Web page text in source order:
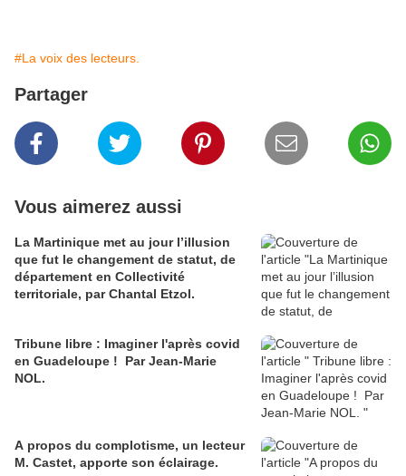
#La voix des lecteurs.
Partager
Vous aimerez aussi
La Martinique met au jour l’illusion
que fut le changement de statut, de
département en Collectivité
territoriale, par Chantal Etzol.
Tribune libre : Imaginer l'après covid
en Guadeloupe ! Par Jean-Marie
NOL.
A propos du complotisme, un lecteur
M. Castet, apporte son éclairage.